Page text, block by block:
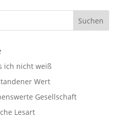
ich nicht weiß
Wert
Gesellschaft
Lesart